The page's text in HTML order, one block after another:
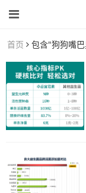
首页 包含"狗狗嘴